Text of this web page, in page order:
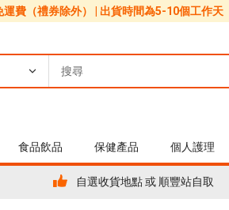
費（禮券除外） | 出貨時間為5-10個工作天
食品飲品 保健產品 個人護理
自選收貨地點 或 順豐站自取